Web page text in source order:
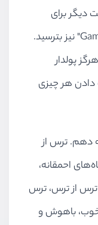
هدر دادن ۱۰ ساعت دیگر برای
دیدن ادامه‌ی سریال "Game of Thrones" نیز بترسید.
پولدار
دادن هر چیزی
دهم. ترس از
احمقانه،
از ترس، ترس
خوب، باهوش و